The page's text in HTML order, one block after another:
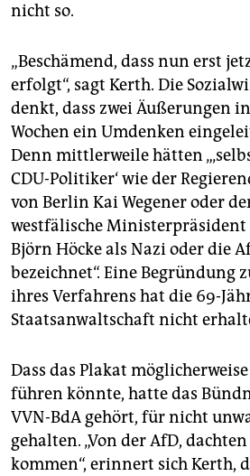
nicht so.
„Beschämend, dass nun erst
erfolgt“, sagt Kerth. Die
denkt, dass zwei Äußerungen
Wochen ein Umdenken
Denn mittlerweile hätten
CDU-Politiker‘ wie der
von Berlin Kai Wegener oder
westfälische Ministerpräsident
Björn Höcke als Nazi oder die
bezeichnet“. Eine Begründung
ihres Verfahrens hat die 69-
Staatsanwaltschaft nicht
Dass das Plakat
führen könnte, hatte das
VVN-BdA gehört, für nicht
gehalten. „Von der AfD,
kommen“, erinnert sich Kerth,